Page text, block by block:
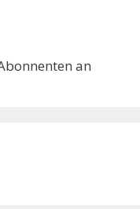
an